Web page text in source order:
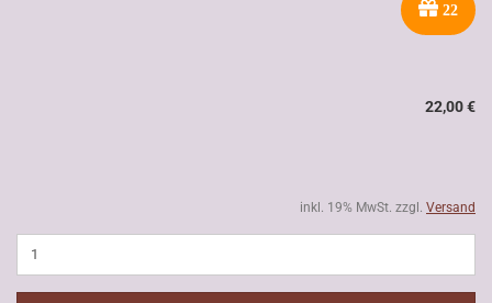
22
22,00 €
inkl. 19% MwSt. zzgl. Versand